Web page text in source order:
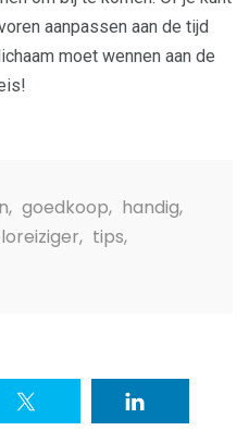
aanpassen aan de tijd
moet wennen aan de
, goedkoop, handig,
, tips,